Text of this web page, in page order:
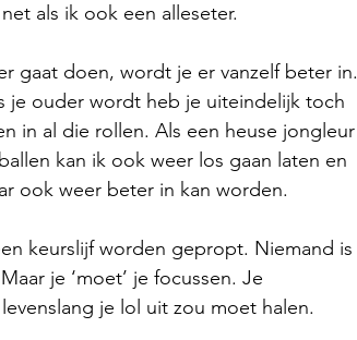
als ik ook een alleseter.
gaat doen, wordt je er vanzelf beter in.
je ouder wordt heb je uiteindelijk toch
in al die rollen. Als een heuse jongleur
kan ik ook weer los gaan laten en
ook weer beter in kan worden.
keurslijf worden gepropt. Niemand is
je ‘moet’ je focussen. Je
je lol uit zou moet halen.